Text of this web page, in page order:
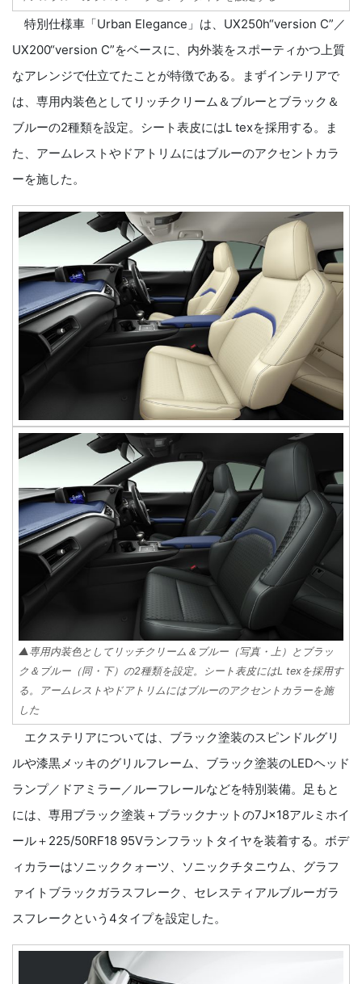
特別仕様車「Urban Elegance」は、UX250h“version C”／
UX200“version C”をベースに、内外装をスポーティかつ上質
なアレンジで仕立てたことが特徴である。まずインテリアで
は、専用内装色としてリッチクリーム＆ブルーとブラック＆
ブルーの2種類を設定。シート表皮にはL texを採用する。ま
た、アームレストやドアトリムにはブルーのアクセントカラ
ーを施した。
▲専用内装色としてリッチクリーム＆ブルー（写真・上）とブラッ
ク＆ブルー（同・下）の2種類を設定。シート表皮にはL texを採用す
る。アームレストやドアトリムにはブルーのアクセントカラーを施
した
エクステリアについては、ブラック塗装のスピンドルグリ
ルや漆黒メッキのグリルフレーム、ブラック塗装のLEDヘッド
ランプ／ドアミラー／ルーフレールなどを特別装備。足もと
には、専用ブラック塗装＋ブラックナットの7J×18アルミホイ
ール＋225/50RF18 95Vランフラットタイヤを装着する。ボデ
ィカラーはソニッククォーツ、ソニックチタニウム、グラフ
ァイトブラックガラスフレーク、セレスティアルブルーガラ
スフレークという4タイプを設定した。